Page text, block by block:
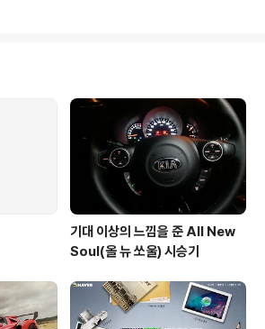
스트 중 2008/02/20 - [Pro
파란? 내용도 그렇고 어째
만 끝나고 지속적인 사람들의
... 안타깝기만 합니다. 후발 주
는 건 그리 쉬운게 아닌가 봅
기대 이상의 느낌을 준 All New
Soul(올 뉴 쏘울) 시승기